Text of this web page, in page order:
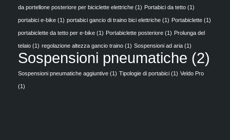
da portellone posteriore per biciclette elettriche (1) Portabici da tetto (1)
portabici e-bike (1) portabici gancio di traino bici elettriche (1) Portabiclette (1)
portabiclette da tetto per e-bike (1) Portabiclette posteriore (1) Prolunga del
telaio (1) regolazione altezza gancio traino (1) Sospensioni ad aria (1)
Sospensioni pneumatiche (2)
Sospensioni pneumatiche aggiuntive (1) Tipologie di portabici (1) Veldo Pro
(1)